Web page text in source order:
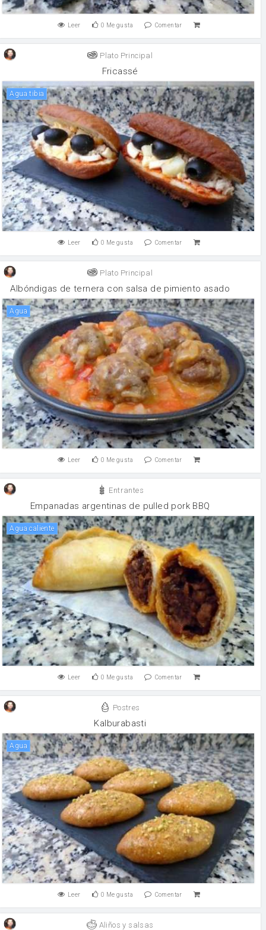
Leer 0 Me gusta Comentar
Plato Principal
Fricassé
Agua tibia
Leer 0 Me gusta Comentar
Plato Principal
Albóndigas de ternera con salsa de pimiento asado
agua
Leer 0 Me gusta Comentar
Entrantes
Empanadas argentinas de pulled pork BBQ
agua caliente
Leer 0 Me gusta Comentar
Postres
Kalburabasti
agua
Leer 0 Me gusta Comentar
Aliños y salsas